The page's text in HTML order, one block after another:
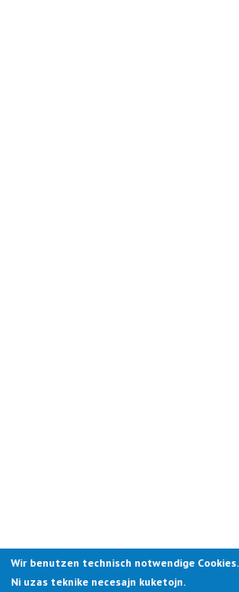
Wir benutzen technisch notwendige Cookies.
Ni uzas teknike necesajn kuketojn.